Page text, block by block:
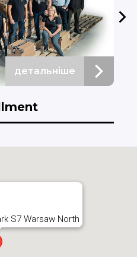
детальніше
S7 Warsaw North